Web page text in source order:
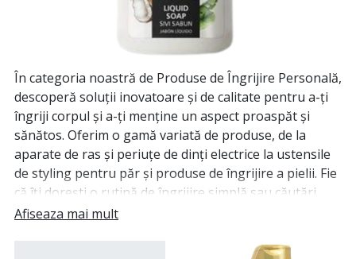
În categoria noastră de Produse de Îngrijire Personală,
descoperă soluții inovatoare și de calitate pentru a-ți
îngriji corpul și a-ți menține un aspect proaspăt și
sănătos. Oferim o gamă variată de produse, de la
aparate de ras și periuțe de dinți electrice la ustensile
de styling pentru păr și produse de îngrijire a pielii. Fie
că îți dorești o rutină de îngrijire simplă sau căutări
produse specializate, colecția noastră acoperă nevoile
ingrediente de calitate care transformă rutina ta zilnică
Afiseaza mai mult